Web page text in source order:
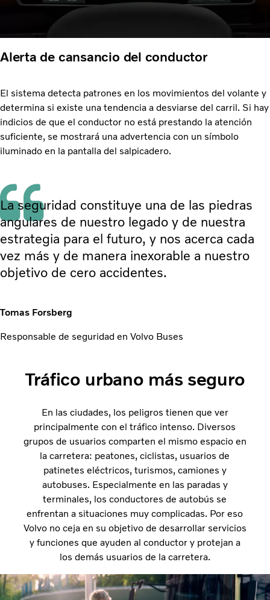
Alerta de cansancio del conductor
El sistema detecta patrones en los movimientos del volante y
determina si existe una tendencia a desviarse del carril. Si hay
indicios de que el conductor no está prestando la atención
suficiente, se mostrará una advertencia con un símbolo
iluminado en la pantalla del salpicadero.
La seguridad constituye una de las piedras
angulares de nuestro legado y de nuestra
estrategia para el futuro, y nos acerca cada
vez más y de manera inexorable a nuestro
objetivo de cero accidentes.
Tomas Forsberg
Responsable de seguridad en Volvo Buses
Tráfico urbano más seguro
En las ciudades, los peligros tienen que ver
principalmente con el tráfico intenso. Diversos
grupos de usuarios comparten el mismo espacio en
la carretera: peatones, ciclistas, usuarios de
patinetes eléctricos, turismos, camiones y
autobuses. Especialmente en las paradas y
terminales, los conductores de autobús se
enfrentan a situaciones muy complicadas. Por eso
Volvo no ceja en su objetivo de desarrollar servicios
y funciones que ayuden al conductor y protejan a
los demás usuarios de la carretera.